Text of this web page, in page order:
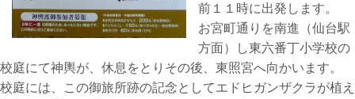
前１１時に出発します。
お宮町通りを南進（仙台駅
方面）し東六番丁小学校の
校庭にて神輿が、休息をとりその後、東照宮へ向かいます。
校庭には、この御旅所跡の記念としてエドヒガンザクラが植え